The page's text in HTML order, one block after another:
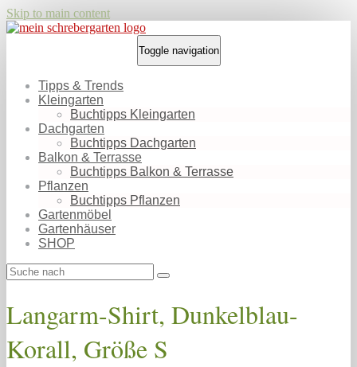
Skip to main content
Toggle navigation
Tipps & Trends
Kleingarten
Buchtipps Kleingarten
Dachgarten
Buchtipps Dachgarten
Balkon & Terrasse
Buchtipps Balkon & Terrasse
Pflanzen
Buchtipps Pflanzen
Gartenmöbel
Gartenhäuser
SHOP
Langarm-Shirt, Dunkelblau-
Korall, Größe S